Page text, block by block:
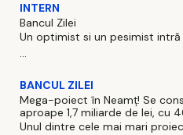
INTERN
Bancul Zilei
Un optimist si un pesimist intră
...
BANCUL ZILEI
Mega-poiect în Neamț! Se
aproape 1,7 miliarde de lei, cu
Unul dintre cele mai mari